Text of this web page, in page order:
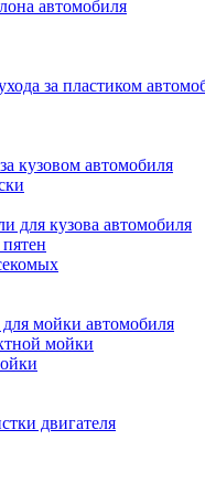
автомобиля
за пластиком
кузовом автомобиля
для кузова автомобиля
мойки автомобиля
мойки
двигателя